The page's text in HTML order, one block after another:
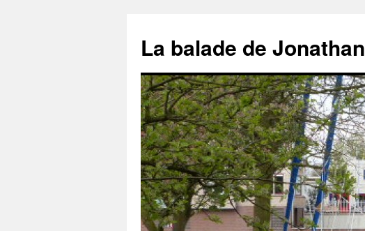
contenu
La balade de Jonathan